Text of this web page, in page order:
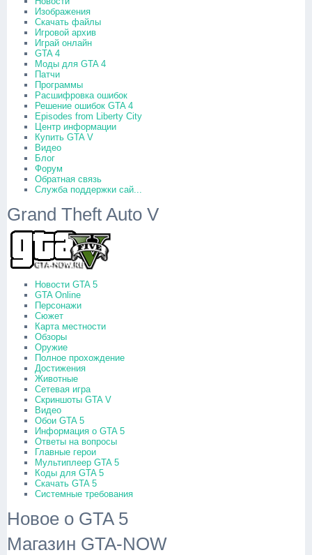
Изображения
Скачать файлы
Игровой архив
Играй онлайн
GTA 4
Моды для GTA 4
Патчи
Программы
Расшифровка ошибок
Решение ошибок GTA 4
Episodes from Liberty City
Центр информации
Купить GTA V
Видео
Блог
Форум
Обратная связь
Служба поддержки сай...
Grand Theft Auto V
Новости GTA 5
GTA Online
Персонажи
Сюжет
Карта местности
Обзоры
Оружие
Полное прохождение
Достижения
Животные
Сетевая игра
Скриншоты GTA V
Видео
Обои GTA 5
Информация о GTA 5
Ответы на вопросы
Главные герои
Мультиплеер GTA 5
Коды для GTA 5
Скачать GTA 5
Системные требования
Новое о GTA 5
Магазин GTA-NOW